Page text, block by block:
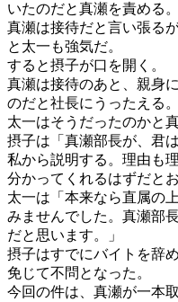
いたのだと真瀬を責める。
真瀬は接待だと言い張る
と太一も強気だ。
すると摂子が口を開く。
真瀬は接待のあと、親身
のだと社長にうったえる。
太一はそうだったのかと
摂子は「真瀬部長が、君
私から説明する。理由も
分かってくれるはずだと
太一は「本来なら直属の
みませんでした。真瀬部
だと思います。」
摂子はすでにバイトを辞
免じて不問となった。
今回の件は、真瀬が一本